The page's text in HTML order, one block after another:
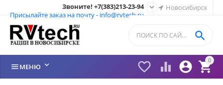
Новосибирск
Звоните! +7(383)213-23-94
Присылайте заказ на почту - info@rvtech.ru

0


 

МЕНЮ 